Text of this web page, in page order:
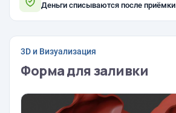
Деньги списываются после приёмки
3D и Визуализация
Форма для заливки